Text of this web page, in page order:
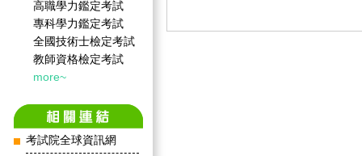
高職學力鑑定考試
專科學力鑑定考試
全國技術士檢定考試
教師資格檢定考試
more~
考試院全球資訊網